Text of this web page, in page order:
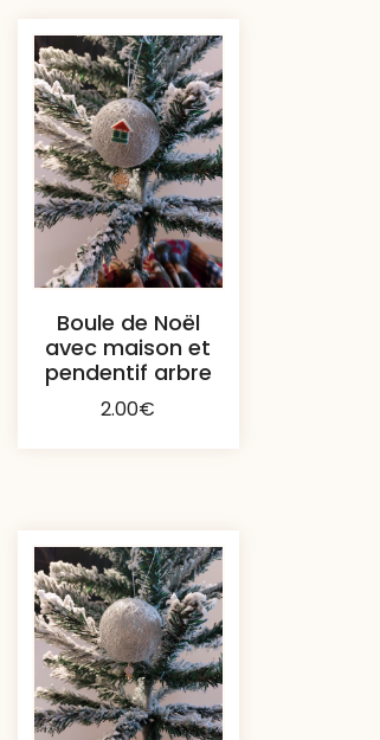
croissant
Boule de Noël
avec maison et
pendentif arbre
2.00€